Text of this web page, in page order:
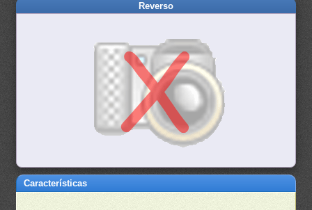
Reverso
Características